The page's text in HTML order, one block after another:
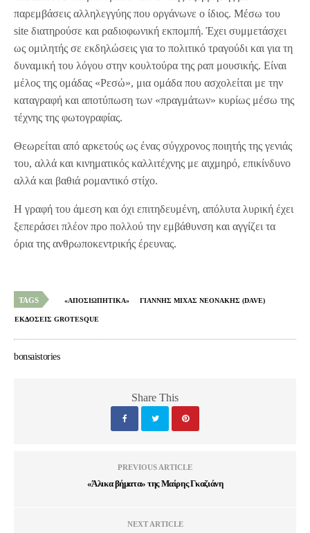
παρεμβάσεις αλληλεγγύης που οργάνωνε ο ίδιος. Μέσω του
site διατηρούσε και ραδιοφωνική εκπομπή. Έχει συμμετάσχει
ως ομιλητής σε εκδηλώσεις για το πολιτικό τραγούδι και για τη
δυναμική του λόγου στην κουλτούρα της ραπ μουσικής. Είναι
μέλος της ομάδας «Ρεσώ», μια ομάδα που ασχολείται με την
καταγραφή και αποτύπωση των «πραγμάτων» κυρίως μέσω της
τέχνης της φωτογραφίας.
Θεωρείται από αρκετούς ως ένας σύγχρονος ποιητής της γενιάς
του, αλλά και κινηματικός καλλιτέχνης με αιχμηρό, επικίνδυνο
αλλά και βαθιά ρομαντικό στίχο.
Η γραφή του άμεση και όχι επιτηδευμένη, απόλυτα λυρική έχει
ξεπεράσει πλέον προ πολλού την εμβάθυνση και αγγίζει τα
όρια της ανθρωποκεντρικής έρευνας.
TAGS «ΑΠΟΣΙΩΠΗΤΙΚΑ» ΓΙΑΝΝΗΣ ΜΙΧΑΣ ΝΕΟΝΑΚΗΣ (DAVE)
ΕΚΔΟΣΕΙΣ GROTESQUE
bonsaistories
Share This
PREVIOUS ARTICLE
«Άλικα βήματα» της Μαίρης Γκαζιάνη
NEXT ARTICLE